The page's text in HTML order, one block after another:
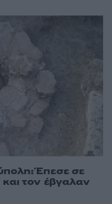
Έπεσε σε
τον έβγαλαν